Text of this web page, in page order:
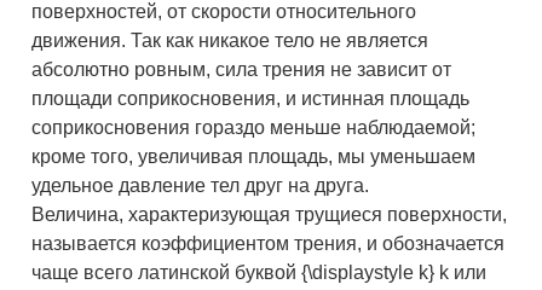
поверхностей, от скорости относительного
движения. Так как никакое тело не является
абсолютно ровным, сила трения не зависит от
площади соприкосновения, и истинная площадь
соприкосновения гораздо меньше наблюдаемой;
кроме того, увеличивая площадь, мы уменьшаем
удельное давление тел друг на друга.
Величина, характеризующая трущиеся поверхности,
называется коэффициентом трения, и обозначается
чаще всего латинской буквой {\displaystyle k} k или